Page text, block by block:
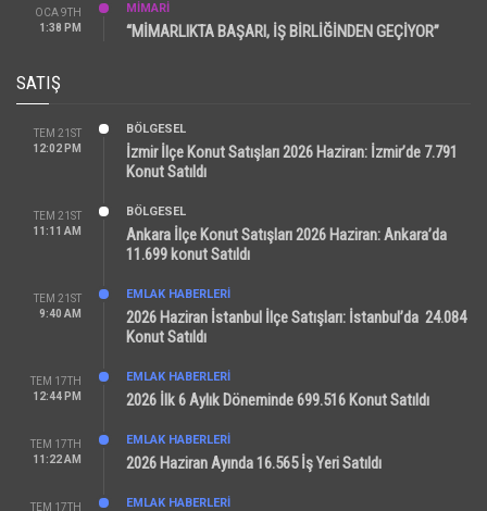
OCA 9TH
1:38 PM
MİMARİ
“MİMARLIKTA BAŞARI, İŞ BİRLİĞİNDEN GEÇİYOR”
SATIŞ
TEM 21ST
12:02 PM
BÖLGESEL
İzmir İlçe Konut Satışları 2026 Haziran: İzmir’de 7.791
Konut Satıldı
TEM 21ST
11:11 AM
BÖLGESEL
Ankara İlçe Konut Satışları 2026 Haziran: Ankara’da
11.699 konut Satıldı
TEM 21ST
9:40 AM
EMLAK HABERLERI
2026 Haziran İstanbul İlçe Satışları: İstanbul’da 24.084
Konut Satıldı
TEM 17TH
12:44 PM
EMLAK HABERLERI
2026 İlk 6 Aylık Döneminde 699.516 Konut Satıldı
TEM 17TH
11:22 AM
EMLAK HABERLERI
2026 Haziran Ayında 16.565 İş Yeri Satıldı
TEM 17TH EMLAK HABERLERI